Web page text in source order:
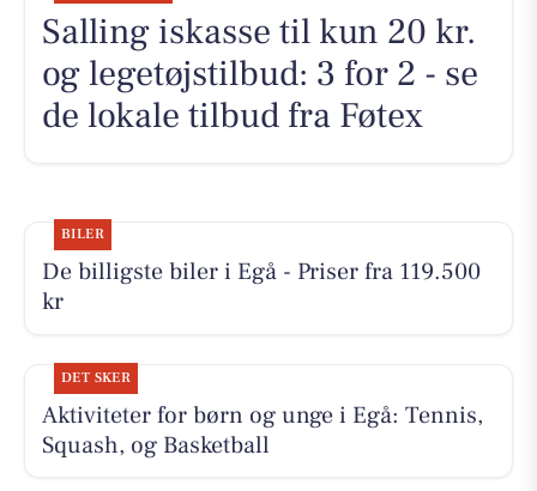
Salling iskasse til kun 20 kr.
og legetøjstilbud: 3 for 2 - se
de lokale tilbud fra Føtex
BILER
De billigste biler i Egå - Priser fra 119.500
kr
DET SKER
Aktiviteter for børn og unge i Egå: Tennis,
Squash, og Basketball